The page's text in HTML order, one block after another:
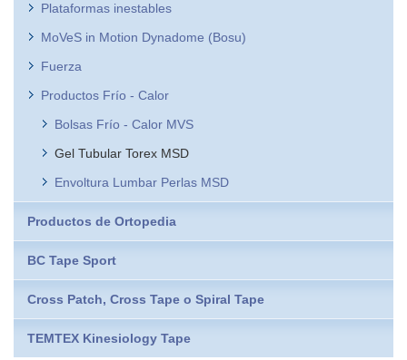
Plataformas inestables
MoVeS in Motion Dynadome (Bosu)
Fuerza
Productos Frío - Calor
Bolsas Frío - Calor MVS
Gel Tubular Torex MSD
Envoltura Lumbar Perlas MSD
Productos de Ortopedia
BC Tape Sport
Cross Patch, Cross Tape o Spiral Tape
TEMTEX Kinesiology Tape